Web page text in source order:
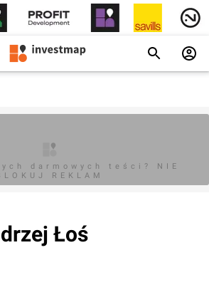
darmowych teści? NIE
REKLAM
Łoś